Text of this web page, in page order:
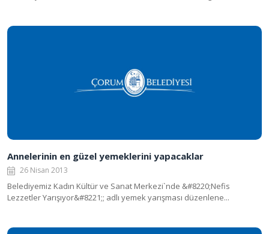
Annelerinin en güzel yemeklerini yapacaklar
26 Nisan 2013
Belediyemiz Kadın Kültür ve Sanat Merkezi`nde &#8220;Nefis
Lezzetler Yarışıyor&#8221;; adlı yemek yarışması düzenlene...